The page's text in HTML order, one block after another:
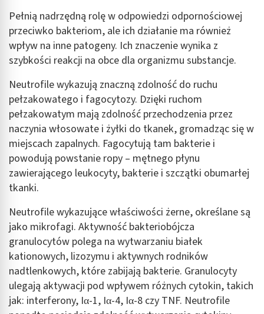
Pełnią nadrzędną rolę w odpowiedzi odpornościowej
przeciwko bakteriom, ale ich działanie ma również
wpływ na inne patogeny. Ich znaczenie wynika z
szybkości reakcji na obce dla organizmu substancje.
Neutrofile wykazują znaczną zdolność do ruchu
pełzakowatego i fagocytozy. Dzięki ruchom
pełzakowatym mają zdolność przechodzenia przez
naczynia włosowate i żyłki do tkanek, gromadząc się w
miejscach zapalnych. Fagocytują tam bakterie i
powodują powstanie ropy – mętnego płynu
zawierającego leukocyty, bakterie i szczątki obumarłej
tkanki.
Neutrofile wykazujące właściwości żerne, określane są
jako mikrofagi. Aktywność bakteriobójcza
granulocytów polega na wytwarzaniu białek
kationowych, lizozymu i aktywnych rodników
nadtlenkowych, które zabijają bakterie. Granulocyty
ulegają aktywacji pod wpływem różnych cytokin, takich
jak: interferony, Iα-1, Iα-4, Iα-8 czy TNF. Neutrofile